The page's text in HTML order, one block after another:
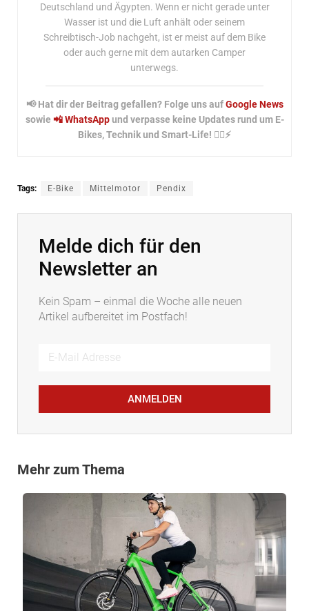
Deutschland und Ägypten. Wenn er nicht gerade unter
Wasser ist und die Luft anhält oder seinem
Schreibtisch-Job nachgeht, ist er meist auf dem Bike
oder auch gerne mit dem autarken Camper
unterwegs.
📢 Hat dir der Beitrag gefallen? Folge uns aufGoogle News
sowie 📲 WhatsAppund verpasse keine Updates rund um E-
Bikes, Technik und Smart-Life! 🚴‍♂️⚡
Tags: E-Bike Mittelmotor Pendix
Melde dich für den
Newsletter an
Kein Spam – einmal die Woche alle neuen
Artikel aufbereitet im Postfach!
ANMELDEN
Mehr zum Thema